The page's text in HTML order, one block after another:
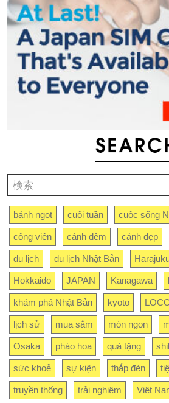
bánh ngọt cuối tuần cuộc sống
công viên cảnh đêm cảnh đẹp
du lịch du lịch Nhật Bản
Hokkaido JAPAN Kanagawa
khám phá Nhật Bản kyoto
lịch sử mua sắm món ngon
Osaka pháo hoa quà tặng
sức khoẻ sự kiện thắp đèn
truyền thống trải nghiệm Việt